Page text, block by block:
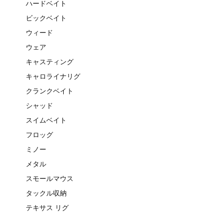
ハードベイト
ビックベイト
ウィード
ウェア
キャスティング
キャロライナリグ
クランクベイト
シャッド
スイムベイト
フロッグ
ミノー
メタル
スモールマウス
タックル収納
テキサス リグ